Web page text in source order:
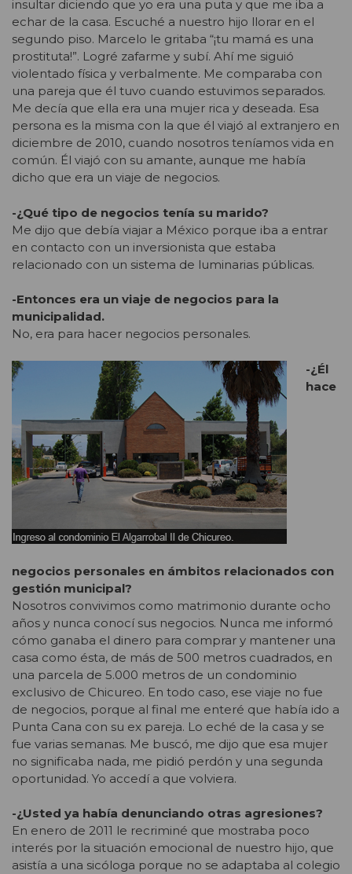
insultar diciendo que yo era una puta y que me iba a
echar de la casa. Escuché a nuestro hijo llorar en el
segundo piso. Marcelo le gritaba “¡tu mamá es una
prostituta!”. Logré zafarme y subí. Ahí me siguió
violentado física y verbalmente. Me comparaba con
una pareja que él tuvo cuando estuvimos separados.
Me decía que ella era una mujer rica y deseada. Esa
persona es la misma con la que él viajó al extranjero en
diciembre de 2010, cuando nosotros teníamos vida en
común. Él viajó con su amante, aunque me había
dicho que era un viaje de negocios.
-¿Qué tipo de negocios tenía su marido?
Me dijo que debía viajar a México porque iba a entrar
en contacto con un inversionista que estaba
relacionado con un sistema de luminarias públicas.
-Entonces era un viaje de negocios para la
municipalidad.
No, era para hacer negocios personales.
-¿Él
hace
negocios personales en ámbitos relacionados con
gestión municipal?
Nosotros convivimos como matrimonio durante ocho
años y nunca conocí sus negocios. Nunca me informó
cómo ganaba el dinero para comprar y mantener una
casa como ésta, de más de 500 metros cuadrados, en
una parcela de 5.000 metros de un condominio
exclusivo de Chicureo. En todo caso, ese viaje no fue
de negocios, porque al final me enteré que había ido a
Punta Cana con su ex pareja. Lo eché de la casa y se
fue varias semanas. Me buscó, me dijo que esa mujer
no significaba nada, me pidió perdón y una segunda
oportunidad. Yo accedí a que volviera.
-¿Usted ya había denunciando otras agresiones?
En enero de 2011 le recriminé que mostraba poco
interés por la situación emocional de nuestro hijo, que
asistía a una sicóloga porque no se adaptaba al colegio